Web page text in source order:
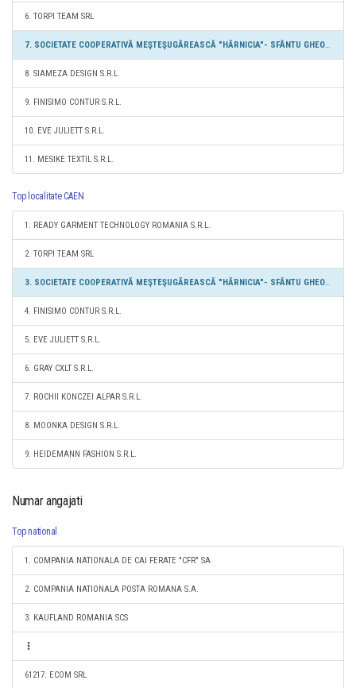
6. TORPI TEAM SRL
7. SOCIETATE COOPERATIVĂ MEŞTEŞUGĂREASCĂ "HĂRNICIA"- SFÂNTU GHEORGHE
8. SIAMEZA DESIGN S.R.L.
9. FINISIMO CONTUR S.R.L.
10. EVE JULIETT S.R.L.
11. MESIKE TEXTIL S.R.L.
Top localitate CAEN
1. READY GARMENT TECHNOLOGY ROMANIA S.R.L.
2. TORPI TEAM SRL
3. SOCIETATE COOPERATIVĂ MEŞTEŞUGĂREASCĂ "HĂRNICIA"- SFÂNTU GHEORGHE
4. FINISIMO CONTUR S.R.L.
5. EVE JULIETT S.R.L.
6. GRAY CXLT S.R.L.
7. ROCHII KONCZEI ALPAR S.R.L.
8. MOONKA DESIGN S.R.L.
9. HEIDEMANN FASHION S.R.L.
Numar angajati
Top national
1. COMPANIA NATIONALA DE CAI FERATE "CFR" SA
2. COMPANIA NATIONALA POSTA ROMANA S.A.
3. KAUFLAND ROMANIA SCS
61217. ECOM SRL